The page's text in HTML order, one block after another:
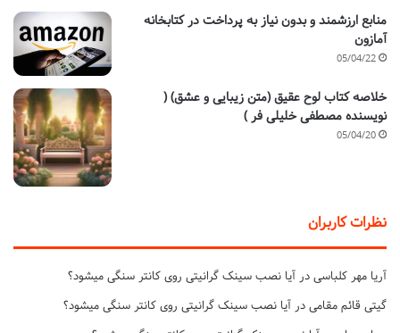
منابع ارزشمند و بدون نیاز به پرداخت در کتابخانه
آمازون
05/04/22
خلاصه کتاب لوح عقیق (متن زیبایی و عشق) (
نویسنده مصطفی خلیلی فر )
05/04/20
نظرات کاربران
آریا مهر کلباسی در آیا نصب سینک گرانیتی روی کانتر سنگی میشود؟
گیتی قائم مقامی در آیا نصب سینک گرانیتی روی کانتر سنگی میشود؟